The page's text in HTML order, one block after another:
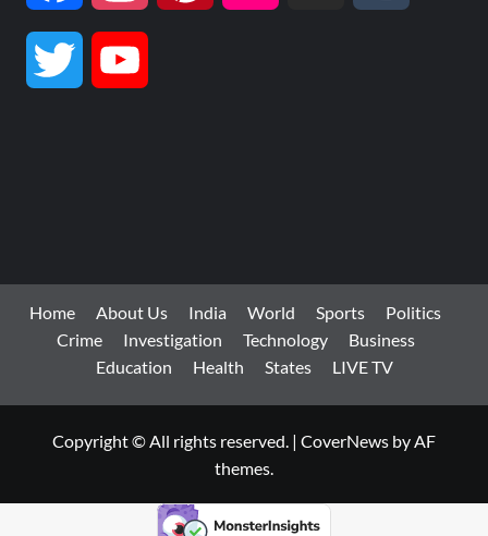
Twitter
Home About Us India World Sports
Politics
Crime
Investigation Technology
Business
Education
Health States LIVE TV
Copyright © All rights reserved. | CoverNews by AF
themes.